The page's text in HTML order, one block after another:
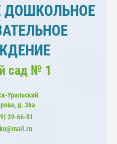
сад № 1
Уральский
д. 36а
39-66-01